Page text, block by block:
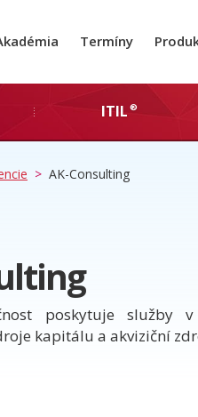
Termíny
ITIL ®
> AK-Consulting
poskytuje služby
kapitálu a akviziční